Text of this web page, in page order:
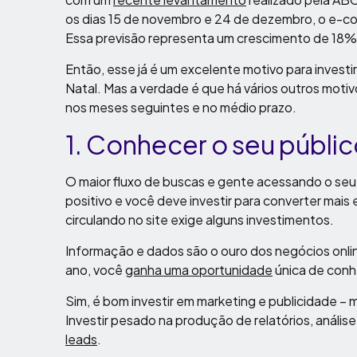
os dias 15 de novembro e 24 de dezembro, o e-
Essa previsão representa um crescimento de
Então, esse já é um excelente motivo para
Natal. Mas a verdade é que há vários outros
nos meses seguintes e no médio prazo.
1. Conhecer o seu
O maior fluxo de buscas e gente acessando o
positivo e você deve investir para converter
circulando no site exige alguns investimentos.
Informação e dados são o ouro dos negócios
ano, vocêganha uma oportunidadeúnica de
Sim, é bom investir em marketing e publicidade –
Investir pesado na produção de relatórios,
leads.